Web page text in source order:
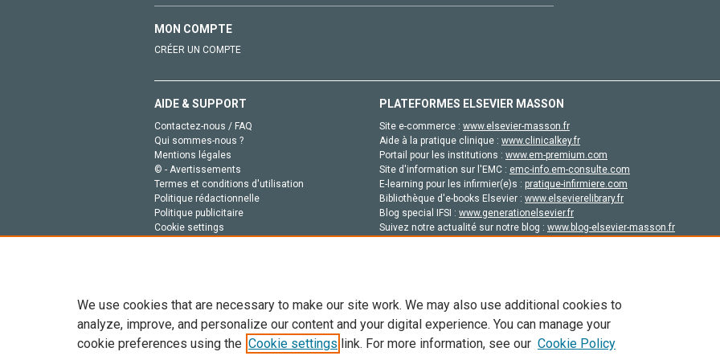
MON COMPTE
CRÉER UN COMPTE
AIDE & SUPPORT
Contactez-nous / FAQ
Qui sommes-nous ?
Mentions légales
© - Avertissements
Termes et conditions d'utilisation
Politique rédactionnelle
Politique publicitaire
Cookie settings
PLATEFORMES ELSEVIER MASSON
Site e-commerce : www.elsevier-masson.fr
Aide à la pratique clinique : www.clinicalkey.fr
Portail pour les institutions : www.em-premium.com
Site d'information sur l'EMC : emc-info.em-consulte.com
E-learning pour les infirmier(e)s : pratique-infirmiere.com
Bibliothèque d'e-books Elsevier : www.elsevierelibrary.fr
Blog special IFSI : www.generationelsevier.fr
Suivez notre actualité sur notre blog : www.blog-elsevier-masson.fr
Tout le contenu de ce site: Copyright © 2026 Elsevier, ses concédants de licence et ses contributeurs. Tout les droits sont réservés,
de données, a la formation en IA et aux technologies similaires. Pour tout contenu en libre accès, les conditions de licence
We use cookies that are necessary to make our site work. We may also use additional cookies to
analyze, improve, and personalize our content and your digital experience. You can manage your
cookie preferences using the Cookie settings link. For more information, see our Cookie Policy